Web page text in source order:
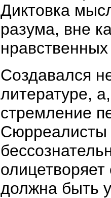
Диктовка
разума, вне
Создавался
литературе,
стремление
Сюрреалисты
должна быть